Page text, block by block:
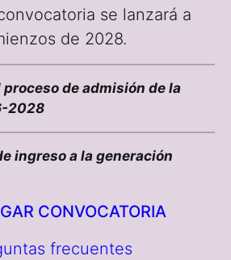
se lanzará a
de 2028.
de admisión de la
2028
ingreso a la generación
CONVOCATORIA
frecuentes